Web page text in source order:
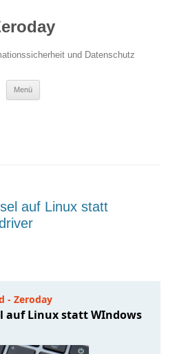
und Datenschutz
Menü
auf Linux statt